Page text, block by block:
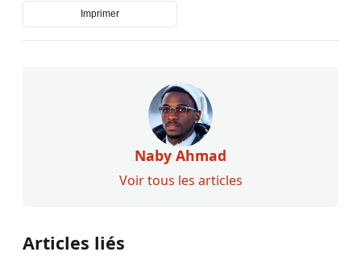
Imprimer
Naby Ahmad
Voir tous les articles
Articles liés